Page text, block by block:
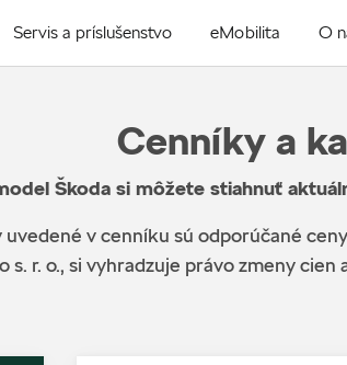
Servis a príslušenstvo eMobilita O
Cenníky a
Škoda si môžete stiahnuť
uvedené v cenníku sú odporúčané
s. r. o., si vyhradzuje právo zmeny